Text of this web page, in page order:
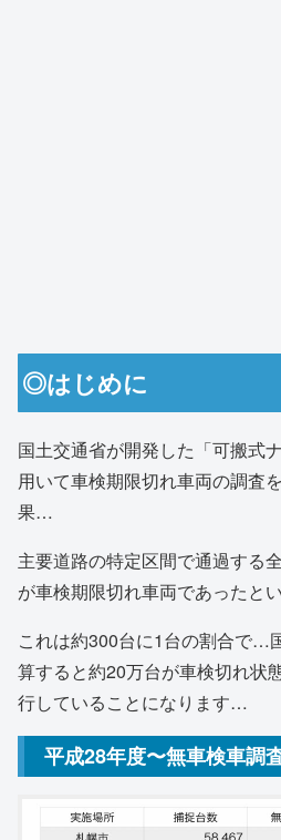
◎はじめに
国土交通省が開発した「可搬式
用いて車検期限切れ車両の調査
果…
主要道路の特定区間で通過する
が車検期限切れ車両であったと
これは約300台に1台の割合で…
算すると約20万台が車検切れ状
行していることになります…
平成28年度〜無車検車調